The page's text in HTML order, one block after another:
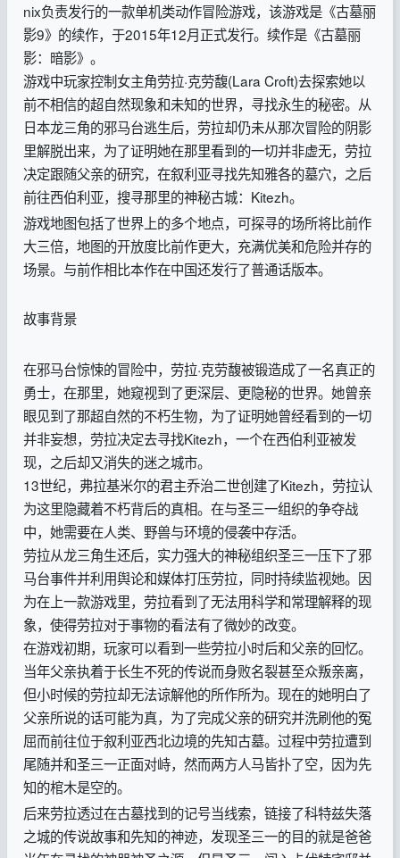
nix负责发行的一款单机类动作冒险游戏，该游戏是《古墓丽
影9》的续作，于2015年12月正式发行。续作是《古墓丽
影：暗影》。
游戏中玩家控制女主角劳拉·克劳馥(Lara Croft)去探索她以
前不相信的超自然现象和未知的世界，寻找永生的秘密。从
日本龙三角的邪马台逃生后，劳拉却仍未从那次冒险的阴影
里解脱出来，为了证明她在那里看到的一切并非虚无，劳拉
决定跟随父亲的研究，在叙利亚寻找先知雅各的墓穴，之后
前往西伯利亚，搜寻那里的神秘古城：Kitezh。
游戏地图包括了世界上的多个地点，可探寻的场所将比前作
大三倍，地图的开放度比前作更大，充满优美和危险并存的
场景。与前作相比本作在中国还发行了普通话版本。
故事背景
在邪马台惊悚的冒险中，劳拉·克劳馥被锻造成了一名真正的
勇士，在那里，她窥视到了更深层、更隐秘的世界。她曾亲
眼见到了那超自然的不朽生物，为了证明她曾经看到的一切
并非妄想，劳拉决定去寻找Kitezh，一个在西伯利亚被发
现，之后却又消失的迷之城市。
13世纪，弗拉基米尔的君主乔治二世创建了Kitezh，劳拉认
为这里隐藏着不朽背后的真相。在与圣三一组织的争夺战
中，她需要在人类、野兽与环境的侵袭中存活。
劳拉从龙三角生还后，实力强大的神秘组织圣三一压下了邪
马台事件并利用舆论和媒体打压劳拉，同时持续监视她。因
为在上一款游戏里，劳拉看到了无法用科学和常理解释的现
象，使得劳拉对于事物的看法有了微妙的改变。
在游戏初期，玩家可以看到一些劳拉小时后和父亲的回忆。
当年父亲执着于长生不死的传说而身败名裂甚至众叛亲离，
但小时候的劳拉却无法谅解他的所作所为。现在的她明白了
父亲所说的话可能为真，为了完成父亲的研究并洗刷他的冤
屈而前往位于叙利亚西北边境的先知古墓。过程中劳拉遭到
尾随并和圣三一正面对峙，然而两方人马皆扑了空，因为先
知的棺木是空的。
后来劳拉透过在古墓找到的记号当线索，链接了科特兹失落
之城的传说故事和先知的神迹，发现圣三一的目的就是爸爸